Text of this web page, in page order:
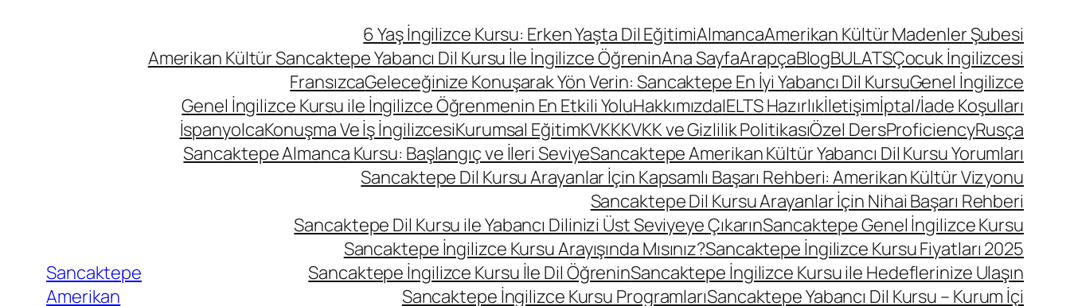
Sancaktepe
Amerikan
6 Yaş İngilizce Kursu: Erken Yaşta Dil EğitimiAlmancaAmerikan Kültür Madenler Şubesi
Amerikan Kültür Sancaktepe Yabancı Dil Kursu İle İngilizce ÖğreninAna SayfaArapçaBlogBULATSÇocuk İngilizcesi
FransızcaGeleceğinize Konuşarak Yön Verin: Sancaktepe En İyi Yabancı Dil KursuGenel İngilizce
Genel İngilizce Kursu ile İngilizce Öğrenmenin En Etkili YoluHakkımızdaIELTS Hazırlıkİletişimİptal/İade Koşulları
İspanyolcaKonuşma Ve İş İngilizcesiKurumsal EğitimKVKKKVKK ve Gizlilik PolitikasıÖzel DersProficiencyRusça
Sancaktepe Almanca Kursu: Başlangıç ve İleri SeviyeSancaktepe Amerikan Kültür Yabancı Dil Kursu Yorumları
Sancaktepe Dil Kursu Arayanlar İçin Kapsamlı Başarı Rehberi: Amerikan Kültür Vizyonu
Sancaktepe Dil Kursu Arayanlar İçin Nihai Başarı Rehberi
Sancaktepe Dil Kursu ile Yabancı Dilinizi Üst Seviyeye ÇıkarınSancaktepe Genel İngilizce Kursu
Sancaktepe İngilizce Kursu Arayışında Mısınız?Sancaktepe İngilizce Kursu Fiyatları 2025
Sancaktepe İngilizce Kursu İle Dil ÖğreninSancaktepe İngilizce Kursu ile Hedeflerinize Ulaşın
Sancaktepe İngilizce Kursu ProgramlarıSancaktepe Yabancı Dil Kursu – Kurum İçi